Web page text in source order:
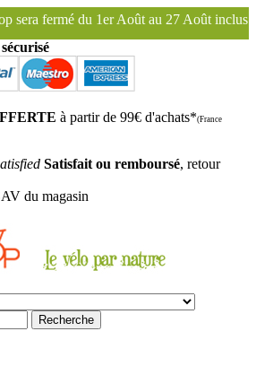
au 27 Août inclus. Bonnes vacances !
à partir de 99€ d'achats*(France
Satisfait ou remboursé, retour
du magasin
Recherche